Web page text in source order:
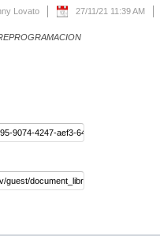
Lovato
27/11/21 11:39 AM